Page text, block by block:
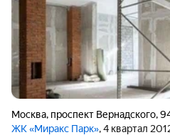
Москва, проспект Вернадского,
ЖК «Миракс Парк», 4 квартал